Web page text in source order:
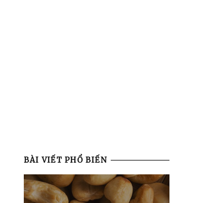
BÀI VIẾT PHỔ BIẾN